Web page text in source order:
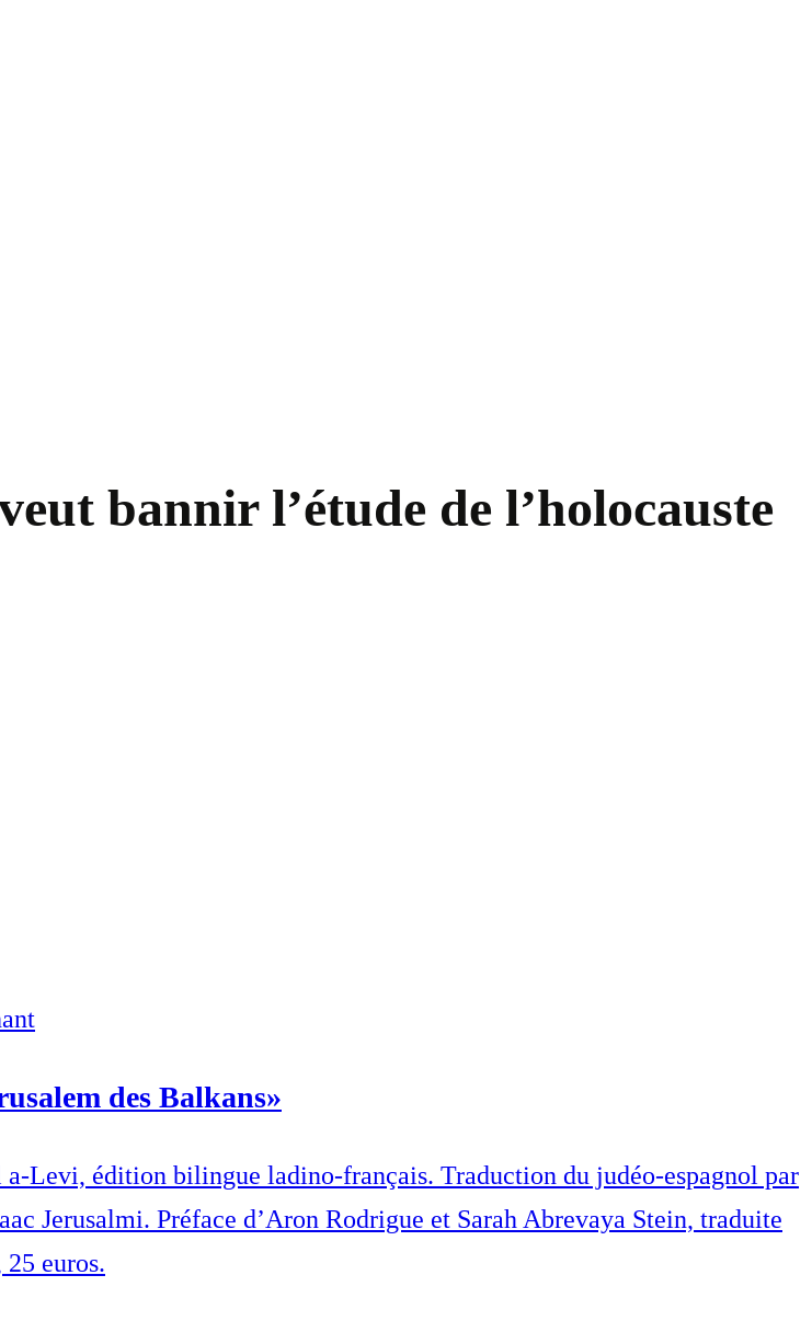
bannir l’étude de l’holocauste
des Balkans»
Levi, édition bilingue ladino-français. Traduction du judéo-espagnol par
Jerusalmi. Préface d’Aron Rodrigue et Sarah Abrevaya Stein, traduite
euros.